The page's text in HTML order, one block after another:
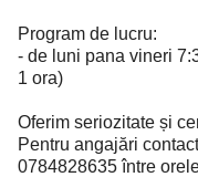
Program de lucru:
- de luni pana vineri
1 ora)
Oferim seriozitate și
Pentru angajări
0784828635 între